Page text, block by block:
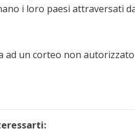
i loro paesi attraversati
ad un corteo non